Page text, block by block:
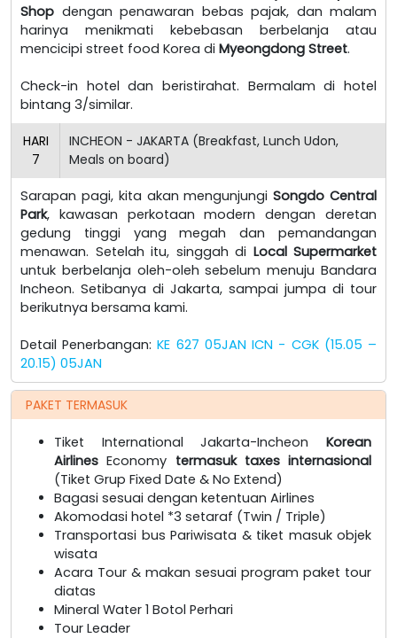
Shop dengan penawaran bebas pajak, dan malam
harinya menikmati kebebasan berbelanja atau
mencicipi street food Korea di Myeongdong Street.
Check-in hotel dan beristirahat. Bermalam di hotel
bintang 3/similar.
HARI
7
INCHEON - JAKARTA (Breakfast, Lunch Udon,
Meals on board)
Sarapan pagi, kita akan mengunjungiSongdo Central
Park, kawasan perkotaan modern dengan deretan
gedung tinggi yang megah dan pemandangan
menawan. Setelah itu, singgah di Local Supermarket
untuk berbelanja oleh-oleh sebelum menuju Bandara
Incheon. Setibanya di Jakarta, sampai jumpa di tour
berikutnya bersama kami.
Detail Penerbangan:KE 627 05JAN ICN - CGK (15.05 –
20.15) 05JAN
PAKET TERMASUK
Tiket International Jakarta-Incheon Korean
Airlines Economy termasuk taxes internasional
(Tiket Grup Fixed Date & No Extend)
Bagasi sesuai dengan ketentuan Airlines
Akomodasi hotel *3 setaraf (Twin / Triple)
Transportasi bus Pariwisata & tiket masuk objek
wisata
Acara Tour & makan sesuai program paket tour
diatas
Mineral Water 1 Botol Perhari
Tour Leader